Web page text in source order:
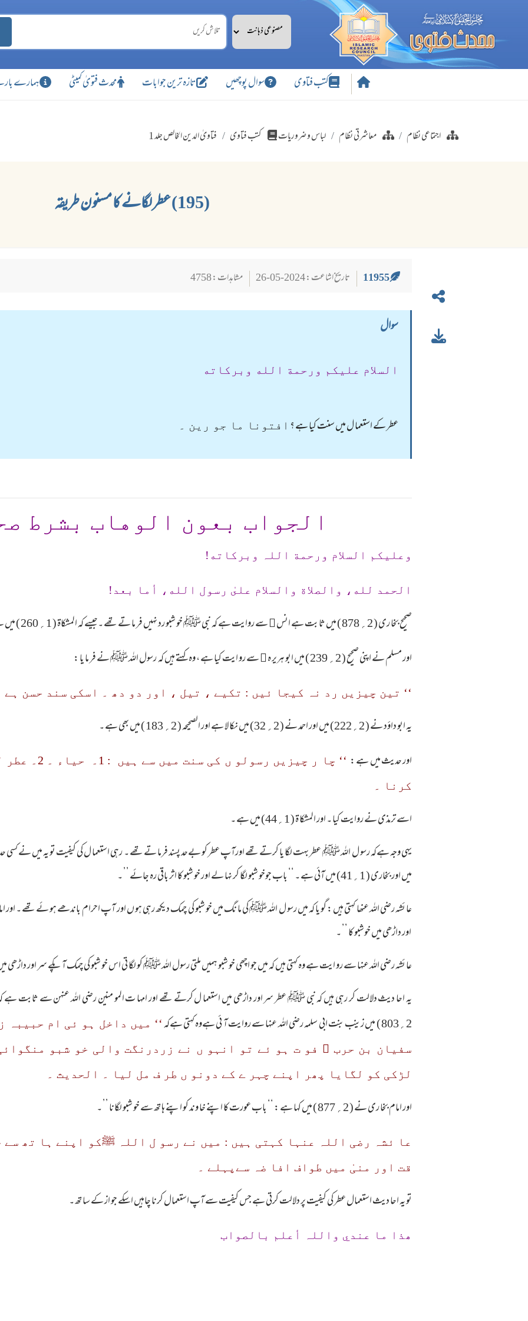
کتب فتاوی سوال پوچھیں تازہ ترین جوابات محدث فتویٰ کمیٹی ہمارے
اجتماعی نظام معاشرتی نظام لباس و ضروریات کتب فتاوی فتاویٰ الدین الخالص جلد 1
(195) عطر لگانے کا مسنون طریقہ
11955 تاریخ اشاعت : 2024-05-26 مشاہدات : 4758
سوال
السلام عليكم ورحمة الله وبركاته
عطر کے استعما ل میں سنت کیا ہے ؟ افتونا ما جو رین ۔
الجواب بعون الوهاب بشرط
وعلیکم السلام ورحمة اللہ وبرکاته!
الحمد لله، والصلاة والسلام علىٰ رسول الله، أما بعد!
صحیح بخا ری ( 2؍ 878 ) میں ثا بت ہے انس ﷜ سے روایت ہے کہ نبی ﷺ خو شبو رد نہیں فر ما تے تھے ۔جیسے کہ المشکاۃ ( 1؍ 260 ) میں ہے ۔
اور مسلم نے اپنی صحیح ( 2؍ 239 ) میں ابو ہریر ہ
﷜سے رو ایت کیا ہے ، وہ کہتے ہیں کہ رسول اللہ ﷺ نے فر ما یا :
‘‘ تین چیزیں رد نہ کیجا ئیں : تکیے ، تیل ، اور دو دھ ۔ اسکی سند حسن
یہ ابو داؤد نے ( 2؍222) میں اور احمد نے ( 2؍ 32) میں نکا لا ہے اور الصحیحہ ( 2؍ 183 ) میں بھی ہے ۔
اور حدیث میں ہے :
کرنا ۔
اسے ترمذی نے روایت کیا ۔ اور المشکا ۃ ( 1؍44) میں ہے ۔
میں اور بخاری ( 1؍41) میں آئی ہے ۔ ‘‘ باب جوخو شبو لگا کر نہا لے اور خو شبو کا اثر باقی رہ جائے ’’ ۔
اور داڑھی میں خوشبو کا ’’ ۔
عا ئشہ رضی اللہ عنہا سے رو ایت ہے وہ کہتی ہیں کہ میں جو اچھی خو شبو ہمیں ملتی رسول اللہ ﷺ کو لگا تی اس خو شبو کی چمک آ پکے سر اور داڑھی
یہ احا دیث دلالت کر رہی ہیں کہ نبی ﷺ عطر سر اور داڑھی میں استعما ل کرتے تھے اور امہا ت المو منین رضی اللہ عنہن سے ثابت ہے کہ
2؍803 ) میں زینب بنت ابی سلمہ رضی اللہ عنہا سے روایت آ ئی ہےوہ کہتی ہےکہ
‘‘ میں داخل ہو ئی ام
سفیان بن حرب ﷜ فو ت ہو ئے تو انہو ں نے زردرنگت والی خو شبو
لڑکی کو لگایا پھر اپنے چہر ے کے دونو ں طر ف مل لیا ۔ الحدیث ۔
اور امام بخا ری نے ( 2؍ 877 ) میں کہا ہے : ‘‘ باب عورت کا اپنے خا وند کو اپنے ہا تھ سے خو شبو لگانا ’’ ۔
عا ئشہ رضی اللہ عنہا کہتی ہیں : میں نے رسو ل اللہ ﷺکو اپنے ہا تھ
قت اور منیٰ میں طواف افا ضہ سےپہلے ۔
تو یہ احا دیث استعمال عطر کی کیفیت پر دلالت کرتی ہے جس کیفیت سے آپ استعمال کرنا چاہیں اسکے جو از کے سا تھ ۔
ھذا ما عندي واللہ أعلم بالصواب